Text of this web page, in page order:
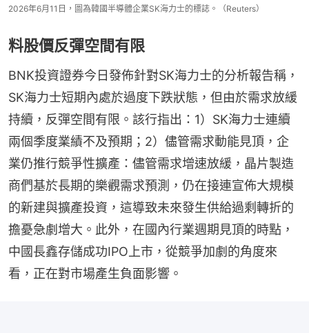
2026年6月11日，圖為韓國半導體企業SK海力士的標誌。（Reuters）
料股價反彈空間有限
BNK投資證券今日發佈針對SK海力士的分析報告稱，
SK海力士短期內處於過度下跌狀態，但由於需求放緩
持續，反彈空間有限。該行指出：1）SK海力士連續
兩個季度業績不及預期；2）儘管需求動能見頂，企
業仍推行競爭性擴產：儘管需求增速放緩，晶片製造
商們基於長期的樂觀需求預測，仍在接連宣佈大規模
的新建與擴產投資，這導致未來發生供給過剩轉折的
擔憂急劇增大。此外，在國內行業週期見頂的時點，
中國長鑫存儲成功IPO上市，從競爭加劇的角度來
看，正在對市場產生負面影響。